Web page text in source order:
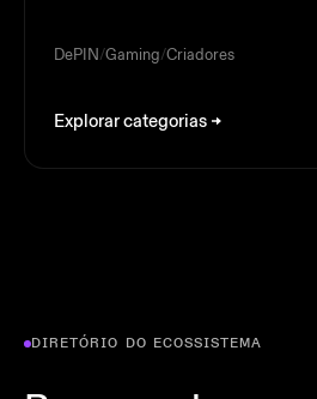
DePIN/Gaming/Criadores
Explorar categorias
DIRETÓRIO DO ECOSSISTEMA